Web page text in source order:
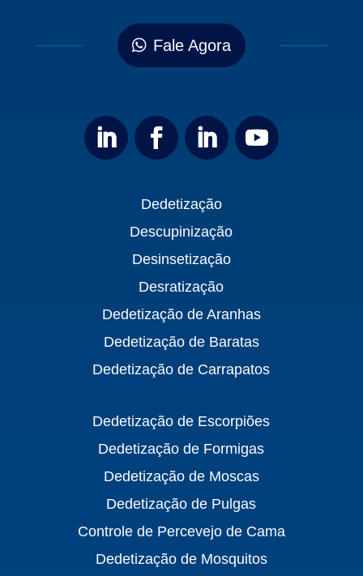
Fale Agora
Dedetização
Descupinização
Desinsetização
Desratização
Dedetização de Aranhas
Dedetização de Baratas
Dedetização de Carrapatos
Dedetização de Escorpiões
Dedetização de Formigas
Dedetização de Moscas
Dedetização de Pulgas
Controle de Percevejo de Cama
Dedetização de Mosquitos